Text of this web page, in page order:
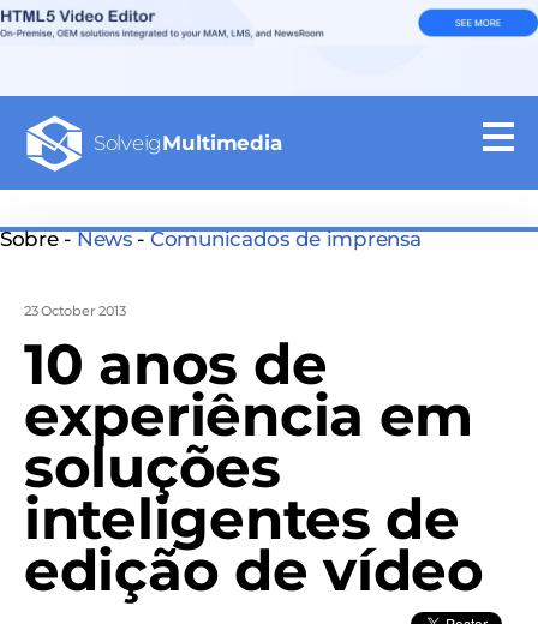
SolveigMultimedia
Sobre -News-Comunicados de imprensa
23 October 2013
10 anos de
experiência em
soluções
inteligentes de
edição de vídeo